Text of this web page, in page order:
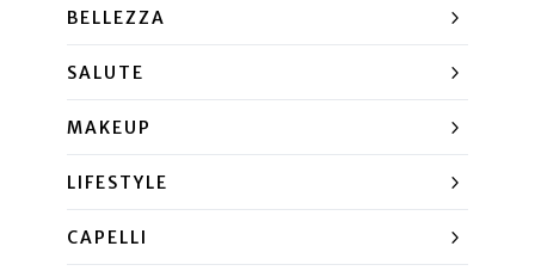
BELLEZZA
SALUTE
MAKEUP
LIFESTYLE
CAPELLI